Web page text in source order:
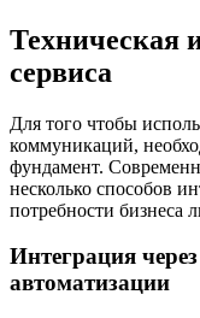
Техническая
сервиса
Для того чтобы
коммуникаций,
фундамент.
несколько способов
потребности бизнеса
Интеграция
автоматизации